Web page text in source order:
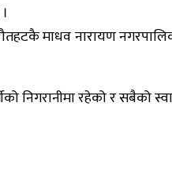
माधव नारायण
निगरानीमा रहेको र सबैको